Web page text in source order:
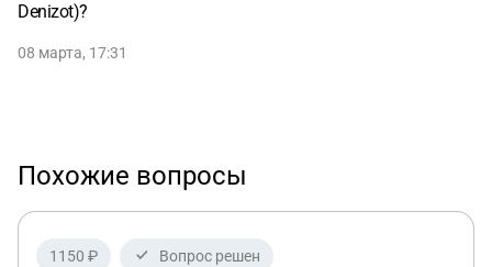
Denizot)?
08 марта, 17:31
Похожие вопросы
1150 ₽ Вопрос решен